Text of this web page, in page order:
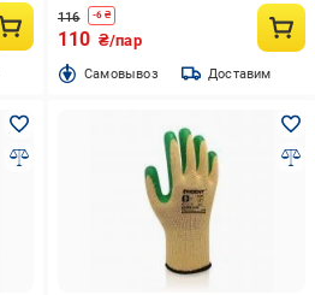
116 -6₴
110 ₴/пар
Cамовывоз Доставим